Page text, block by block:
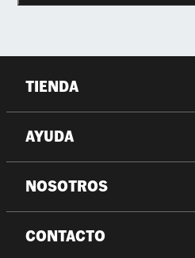
TIENDA
AYUDA
NOSOTROS
CONTACTO